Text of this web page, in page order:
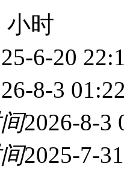
小时
6-20
8-3
2026-8-3
2025-7-